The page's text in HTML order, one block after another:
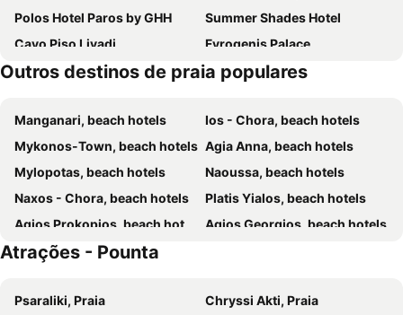
Polos Hotel Paros by GHH
Summer Shades Hotel
Cavo Piso Livadi
Fyrogenis Palace
Dilion Hotel
Paros Palace
Hotel Paros
Paroscarmel studio-apartment
Nikolas Hotel
Mrs Armelina by Mr and Mrs White
Parian Boutique Hotel
Surfing Beach Village Paros
Kanale's Rooms & Suites
Senia Hotel
Galatis Beach Hotel
Argonauta Hotel
Summer Senses Luxury Resort
Hotel Manos
Hotel Iris
Outros destinos de praia populares
Manganari, beach hotels
Ios - Chora, beach hotels
Mykonos-Town, beach hotels Agia Anna, beach hotels
Mylopotas, beach hotels
Naoussa, beach hotels
Naxos - Chora, beach hotels
Platis Yialos, beach hotels
Agios Prokopios, beach hotels
Agios Georgios, beach hotels
Elia Beach, beach hotels
Ornos, beach hotels
Psarou, beach hotels
Atrações - Pounta
Psaraliki, Praia Chryssi Akti, Praia